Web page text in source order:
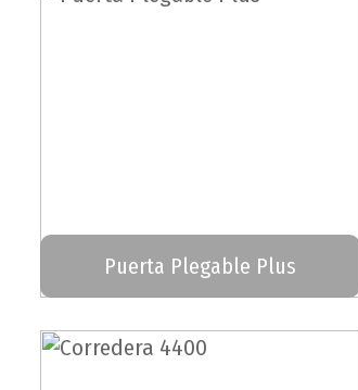
Puerta Plegable Plus